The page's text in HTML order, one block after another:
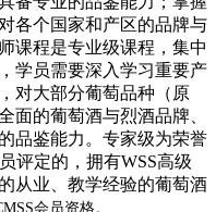
各个国家和产区的品牌与
课程是专业级课程，集中
学员需要深入学习重要产
对大部分葡萄品种（原
面的葡萄酒与烈酒品牌、
品鉴能力。专家级为荣誉
评定的，拥有WSS高级
从业、教学经验的葡萄酒
会员资格。